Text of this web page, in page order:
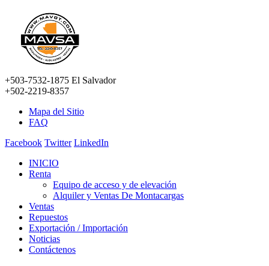
+503-7532-1875 El Salvador
+502-2219-8357
Mapa del Sitio
FAQ
Facebook Twitter LinkedIn
INICIO
Renta
Equipo de acceso y de elevación
Alquiler y Ventas De Montacargas
Ventas
Repuestos
Exportación / Importación
Noticias
Contáctenos